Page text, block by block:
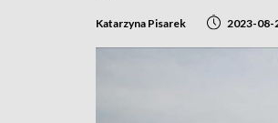
Katarzyna Pisarek 2023-08-